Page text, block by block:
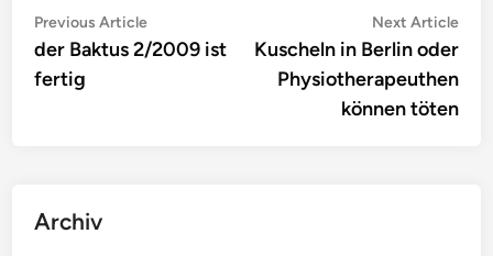
Beitragsnavigation
Previous ArticlePrevious
article:
der Baktus 2/2009 ist
fertig
Next Article
Kuscheln in Berlin oder
Physiotherapeuthen
können töten
Archiv